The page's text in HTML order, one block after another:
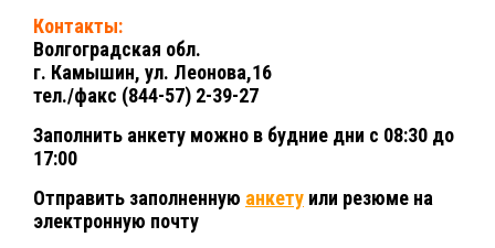
Контакты:
Волгоградская обл.
г. Камышин, ул. Леонова,16
тел./факс (844-57) 2-39-27
Заполнить анкету можно в будние дни с 08:30 до
17:00
Отправить заполненную анкету или резюме на
электронную почту